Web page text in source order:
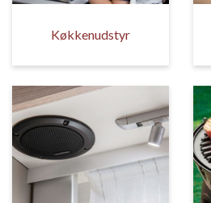
Køkkenudstyr